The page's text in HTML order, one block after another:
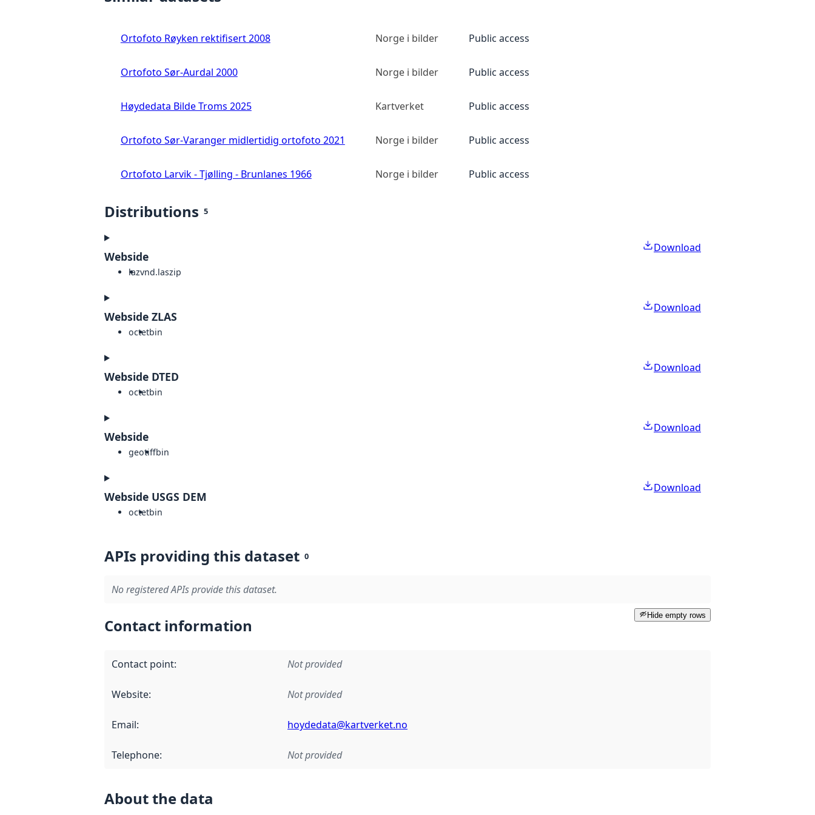
Ortofoto Røyken rektifisert 2008 Norge i bilder Public access
Ortofoto Sør-Aurdal 2000 Norge i bilder Public access
Høydedata Bilde Troms 2025 Kartverket Public access
Ortofoto Sør-Varanger midlertidig ortofoto 2021 Norge i bilder Public access
Ortofoto Larvik - Tjølling - Brunlanes 1966 Norge i bilder Public access
Distributions 5
Webside
lazvnd.laszip
Download
Webside ZLAS
octetbin
Download
Webside DTED
octetbin
Download
Webside
geotiffbin
Download
Webside USGS DEM
octetbin
Download
APIs providing this dataset 0
No registered APIs provide this dataset.
Hide empty rows
Contact information
Contact point: Not provided
Website: Not provided
Email: hoydedata@kartverket.no
Telephone: Not provided
About the data